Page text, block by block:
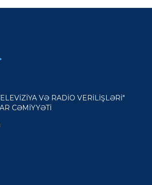
VƏ RADİO VERİLİŞLƏRİ"
CƏMİYYƏTİ